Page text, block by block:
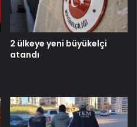
2 ülkeye yeni büyükelçi
atandı